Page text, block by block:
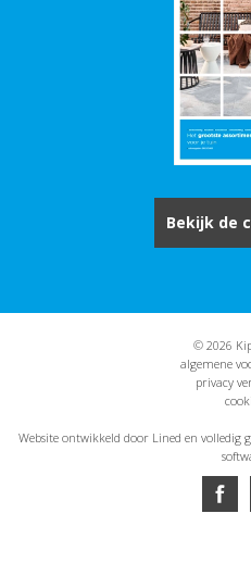
Bekijk de
© 2026
algemene
privacy
Website ontwikkeld door Lined en volledig